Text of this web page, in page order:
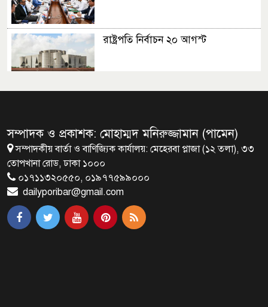
রাষ্ট্রপতি নির্বাচন ২০ আগস্ট
জাতীয়তাবাদ, জুলাই ও ভবিষ্যতের
ব্রাক্ষণবাড়িয়ায় বইপড়া কর্মসূচীর
শুভসূচনা
সম্পাদক ও প্রকাশক: মোহাম্মদ মনিরুজ্জামান (পামেন)
সম্পাদকীয় বার্তা ও বাণিজ্যিক কার্যালয়: মেহেরবা প্লাজা (১২ তলা), ৩৩
তোপখানা রোড, ঢাকা ১০০০
০১৭১১৩২০৫৫০, ০১৯৭৭৫৯৯০০০
dailyporibar@gmail.com